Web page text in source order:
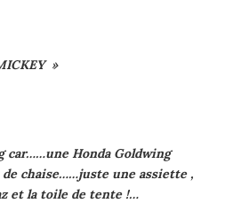
»
car……une Honda Goldwing
de chaise……juste une assiette ,
et la toile de tente !…